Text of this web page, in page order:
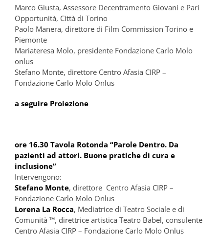
Marco Giusta, Assessore Decentramento Giovani e Pari
Opportunità, Città di Torino
Paolo Manera, direttore di Film Commission Torino e
Piemonte
Mariateresa Molo, presidente Fondazione Carlo Molo
onlus
Stefano Monte, direttore Centro Afasia CIRP –
Fondazione Carlo Molo Onlus
a seguire Proiezione
ore 16.30 Tavola Rotonda “Parole Dentro. Da
pazienti ad attori. Buone pratiche di cura e
inclusione”
Intervengono:
Stefano Monte, direttore Centro Afasia CIRP –
Fondazione Carlo Molo Onlus
Lorena La Rocca, Mediatrice di Teatro Sociale e di
Comunità ™, direttrice artistica Teatro Babel, consulente
Centro Afasia CIRP – Fondazione Carlo Molo Onlus